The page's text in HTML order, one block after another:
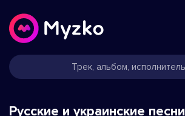
Русские и украинские песни